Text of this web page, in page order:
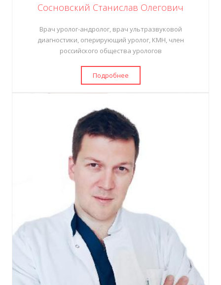
Сосновский Станислав Олегович
Врач уролог-андролог, врач ультразвуковой
диагностики, оперирующий уролог, КМН, член
российского общества урологов
Подробнее